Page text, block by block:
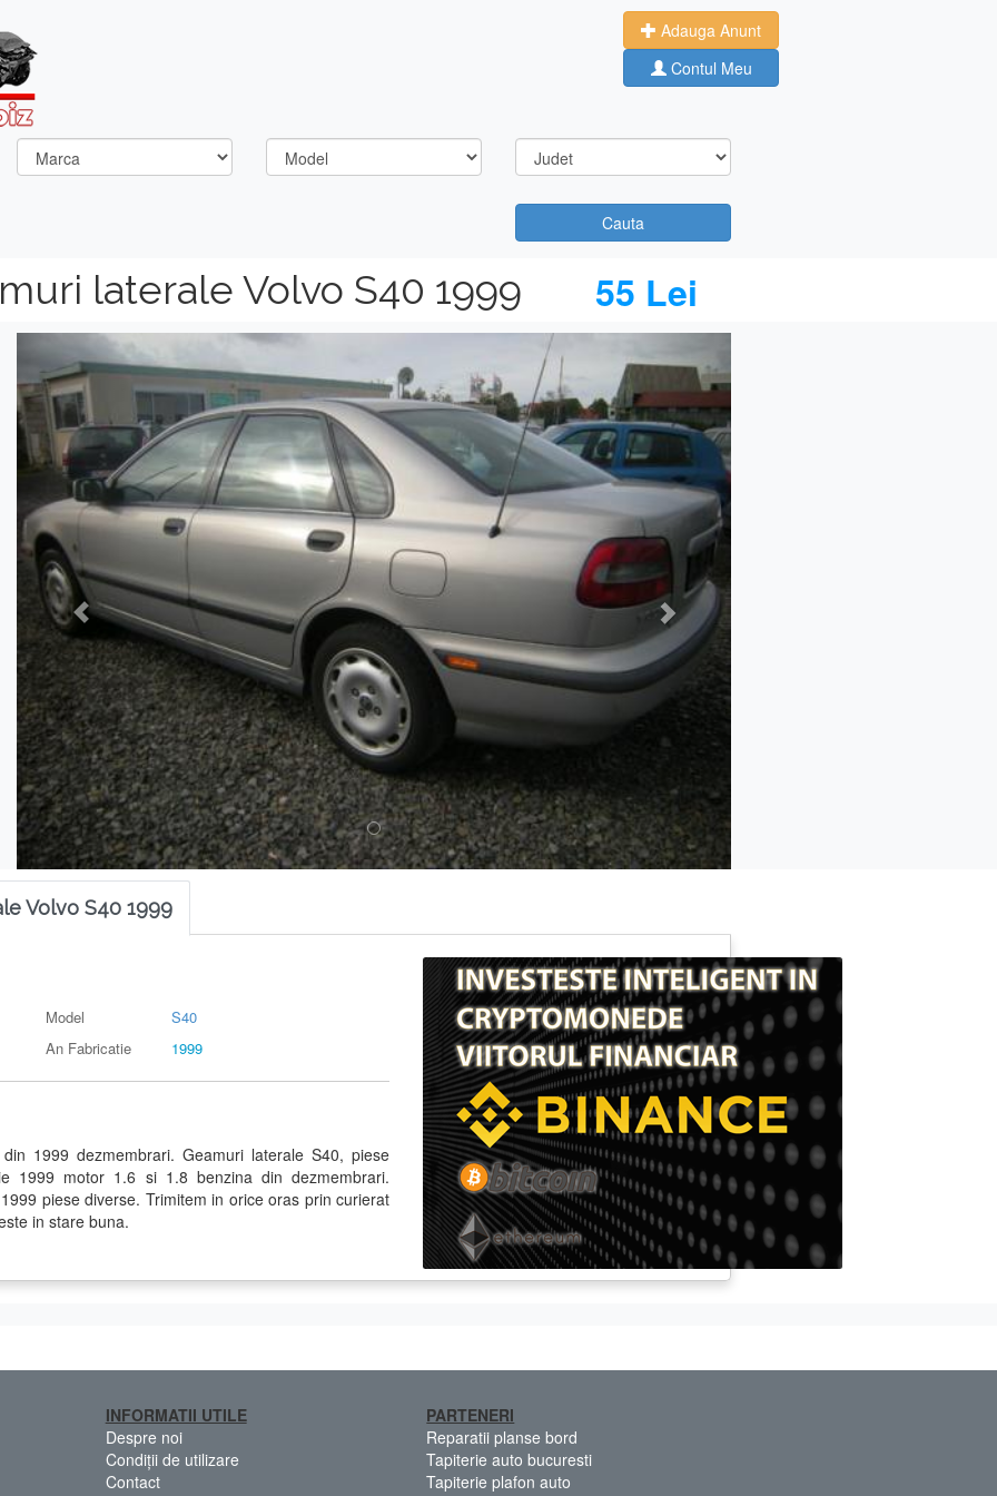
Adauga Anunt
Contul Meu
Cauta
laterale Volvo S40 1999 55 Lei
Previous
Volvo S40 1999
Model
S40
An Fabricatie 1999
1999 dezmembrari. Geamuri laterale S40, piese
1999 motor 1.6 si 1.8 benzina din dezmembrari.
piese diverse. Trimitem in orice oras prin curierat
in stare buna.
INFORMATII UTILE
Despre noi
Condiții de utilizare
Contact
PARTENERI
Reparatii planse bord
Tapiterie auto bucuresti
Tapiterie plafon auto